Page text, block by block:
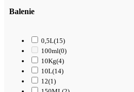
Balenie
0,5L(15)
100ml(0)
10Kg(4)
10L(14)
12(1)